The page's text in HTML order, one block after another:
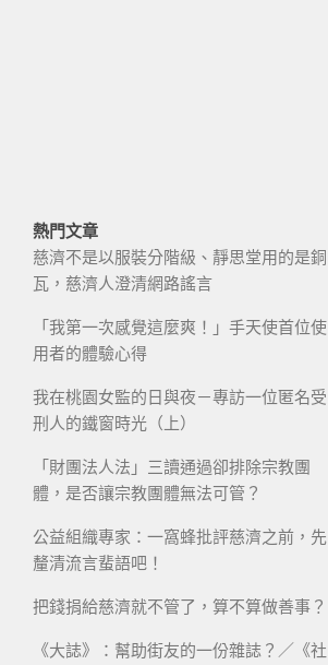
熱門文章
慈濟不是以服裝分階級、靜思堂用的是銅
瓦，慈濟人澄清網路謠言
「我第一次感覺這麼爽！」手天使首位使
用者的體驗心得
我在桃園女監的日與夜－專訪一位匿名受
刑人的鐵窗時光（上）
「財團法人法」三讀通過卻排除宗教團
體，是否讓宗教團體無法可管？
公益組織專家：一窩蜂批評慈濟之前，先
釐清流言蜚語吧！
把錢捐給慈濟就不管了，算不算做善事？
《大誌》：幫助街友的一份雜誌？／《社